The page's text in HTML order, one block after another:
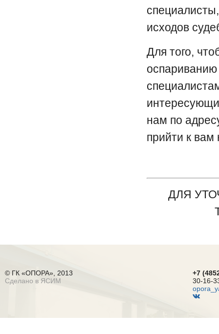
исходов
Для того,
нам по
прийти к
ДЛЯ
© ГК «ОПОРА», 2013
Сделано в ЯСИМ
+7
30-16-